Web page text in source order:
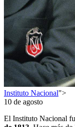
Instituto Nacional">
10 de agosto
El Instituto Nacional